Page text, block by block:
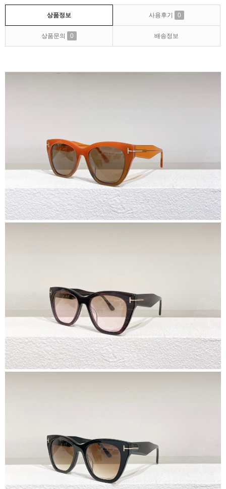
상품정보 사용후기 0
상품문의 0 배송정보